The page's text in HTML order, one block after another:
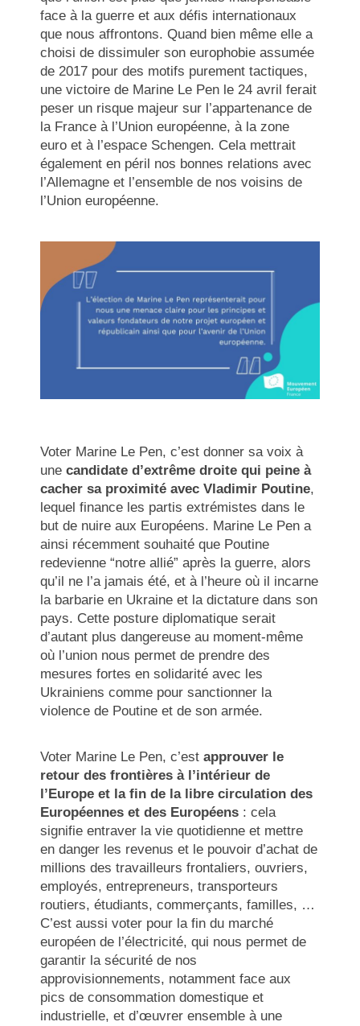
face à la guerre et aux défis internationaux
que nous affrontons. Quand bien même elle a
choisi de dissimuler son europhobie assumée
de 2017 pour des motifs purement tactiques,
une victoire de Marine Le Pen le 24 avril ferait
peser un risque majeur sur l’appartenance de
la France à l’Union européenne, à la zone
euro et à l’espace Schengen. Cela mettrait
également en péril nos bonnes relations avec
l’Allemagne et l’ensemble de nos voisins de
l’Union européenne.
Voter Marine Le Pen, c’est donner sa voix à
unecandidate d’extrême droite qui peine à
cacher sa proximité avec Vladimir Poutine,
lequel finance les partis extrémistes dans le
but de nuire aux Européens. Marine Le Pen a
ainsi récemment souhaité que Poutine
redevienne “notre allié” après la guerre, alors
qu’il ne l’a jamais été, et à l’heure où il incarne
la barbarie en Ukraine et la dictature dans son
pays. Cette posture diplomatique serait
d’autant plus dangereuse au moment-même
où l’union nous permet de prendre des
mesures fortes en solidarité avec les
Ukrainiens comme pour sanctionner la
violence de Poutine et de son armée.
Voter Marine Le Pen, c’estapprouver le
retour des frontières à l’intérieur de
l’Europe et la fin de la libre circulation des
Européennes et des Européens : cela
signifie entraver la vie quotidienne et mettre
en danger les revenus et le pouvoir d’achat de
millions des travailleurs frontaliers, ouvriers,
employés, entrepreneurs, transporteurs
routiers, étudiants, commerçants, familles, …
C’est aussi voter pour la fin du marché
européen de l’électricité, qui nous permet de
garantir la sécurité de nos
approvisionnements, notamment face aux
pics de consommation domestique et
industrielle, et d’œuvrer ensemble à une